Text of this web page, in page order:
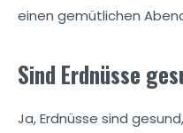
einen gemütlichen
Sind Erdnüsse
Ja, Erdnüsse sind